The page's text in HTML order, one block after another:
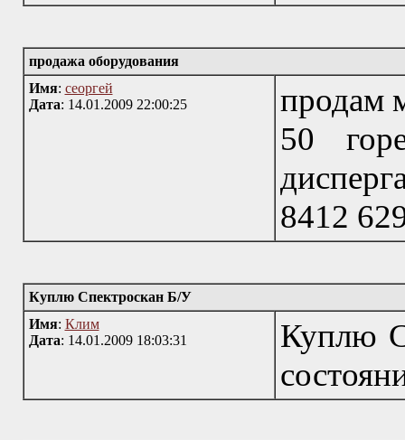
продажа оборудования
Имя: сеоргей
Дата: 14.01.2009 22:00:25
продам
50
8412
Куплю Спектроскан Б/У
Имя: Клим
Дата: 14.01.2009 18:03:31
Куплю